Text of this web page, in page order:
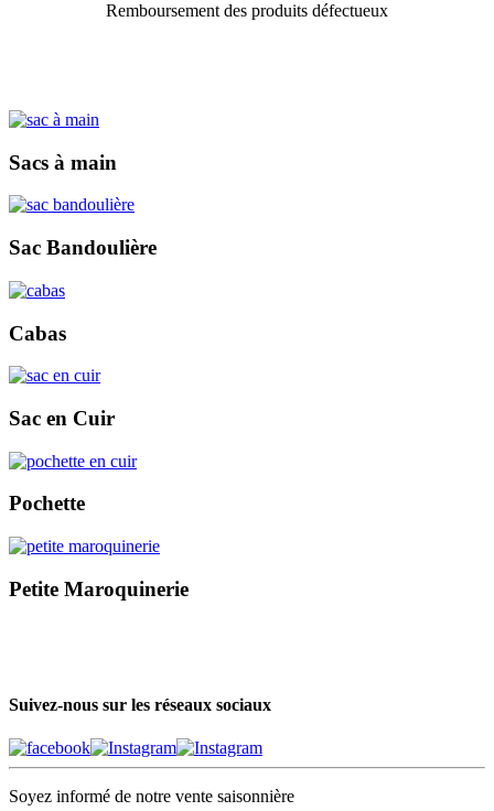
Remboursement des produits défectueux
Sacs à main
Sac Bandoulière
Cabas
Sac en Cuir
Pochette
Petite Maroquinerie
Suivez-nous sur les réseaux sociaux
Soyez informé de notre vente saisonnière